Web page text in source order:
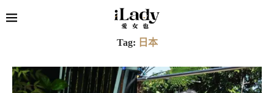
Tag: 日本